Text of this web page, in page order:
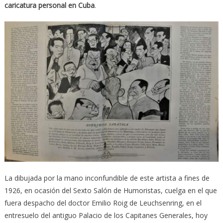
caricatura personal en Cuba.
La dibujada por la mano inconfundible de este artista a fines de
1926, en ocasión del Sexto Salón de Humoristas, cuelga en el que
fuera despacho del doctor Emilio Roig de Leuchsenring, en el
entresuelo del antiguo Palacio de los Capitanes Generales, hoy